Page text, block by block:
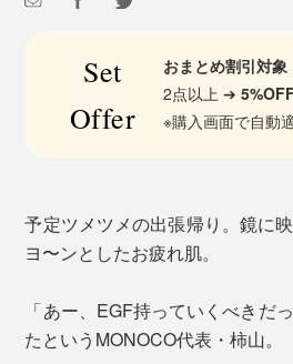
Set
Offer
おまとめ割引対象
2点以上 ➔
※購入画面で自動
予定ツメツメの出張帰り。鏡に
ヨ〜ンとしたお疲れ肌。
「あー、EGF持っていくべきだ
たというMONOCO代表・柿山。